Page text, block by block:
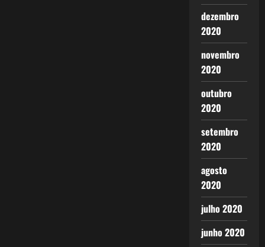
dezembro
2020
novembro
2020
outubro
2020
setembro
2020
agosto
2020
julho 2020
junho 2020